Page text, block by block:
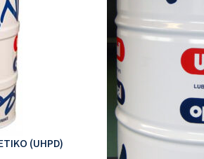
(UHPD)